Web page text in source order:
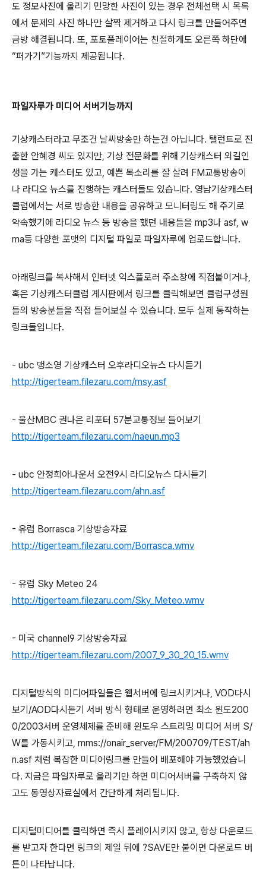
도 정모사진에 올리기 민망한 사진이 있는 경우 전체선택 시 목록
에서 문제의 사진 하나만 살짝 제거하고 다시 링크를 만들어주면
금방 해결됩니다. 또, 포토플레이어는 친절하게도 오른쪽 하단에
“퍼가기”기능까지 제공됩니다.
파일자루가 미디어 서버기능까지
기상캐스터라고 무조건 날씨방송만 하는건 아닙니다. 탤런트로 진
출한 안혜경 씨도 있지만, 기상 전문화를 위해 기상캐스터 외길인
생을 가는 캐스터도 있고, 예쁜 목소리를 잘 살려 FM교통방송이
나 라디오 뉴스를 진행하는 캐스터들도 있습니다. 영남기상캐스터
클럽에서는 서로 방송한 내용을 공유하고 모니터링도 해 주기로
약속했기에 라디오 뉴스 등 방송을 했던 내용들을 mp3나 asf, w
ma등 다양한 포맷의 디지털 파일로 파일자루에 업로드합니다.
아래링크를 복사해서 인터넷 익스플로러 주소창에 직접붙이거나,
혹은 기상캐스터클럽 게시판에서 링크를 클릭해보면 클럽구성원
들의 방송분들을 직접 들어보실 수 있습니다. 모두 실제 동작하는
링크들입니다.
- ubc 맹소영 기상캐스터 오후라디오뉴스 다시듣기
http://tigerteam.filezaru.com/msy.asf
- 울산MBC 권나은 리포터 57분교통정보 들어보기
http://tigerteam.filezaru.com/naeun.mp3
- ubc 안정희아나운서 오전9시 라디오뉴스 다시듣기
http://tigerteam.filezaru.com/ahn.asf
- 유럽 Borrasca 기상방송자료
http://tigerteam.filezaru.com/Borrasca.wmv
- 유럽 Sky Meteo 24
http://tigerteam.filezaru.com/Sky_Meteo.wmv
- 미국 channel9 기상방송자료
http://tigerteam.filezaru.com/2007_9_30_20_15.wmv
디지털방식의 미디어파일들은 웹서버에 링크시키거나, VOD다시
보기/AOD다시듣기 서버 방식 형태로 운영하려면 최소 윈도200
0/2003서버 운영체제를 준비해 윈도우 스트리밍 미디어 서버 S/
W를 가동시키고, mms://onair_server/FM/200709/TEST/ah
n.asf 처럼 복잡한 미디어링크를 만들어 배포해야 가능했었습니
다. 지금은 파일자루로 올리기만 하면 미디어서버를 구축하지 않
고도 동영상자료실에서 간단하게 처리됩니다.
디지털미디어를 클릭하면 즉시 플레이시키지 않고, 항상 다운로드
를 받고자 한다면 링크의 제일 뒤에 ?SAVE만 붙이면 다운로드 버
튼이 나타납니다.